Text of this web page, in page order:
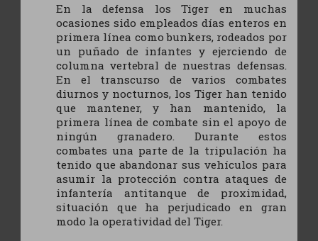
En la defensa los Tiger en muchas
ocasiones sido empleados días enteros en
primera línea como bunkers, rodeados por
un puñado de infantes y ejerciendo de
columna vertebral de nuestras defensas.
En el transcurso de varios combates
diurnos y nocturnos, los Tiger han tenido
que mantener, y han mantenido, la
primera línea de combate sin el apoyo de
ningún granadero. Durante estos
combates una parte de la tripulación ha
tenido que abandonar sus vehículos para
asumir la protección contra ataques de
infantería antitanque de proximidad,
situación que ha perjudicado en gran
modo la operatividad del Tiger.